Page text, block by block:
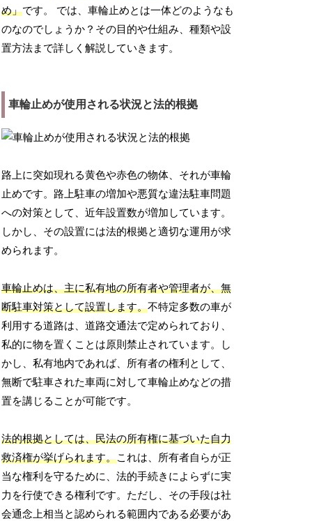
め」です。 では、車輪止めとは一体どのようなも
のなのでしょうか？その目的や仕組み、種類や設
置方法まで詳しく解説していきます。
車輪止めが使用される状況と法的根拠
路上に突如現れる黄色や赤色の物体、それが車輪
止めです。路上駐車の増加や悪質な違法駐車問題
への対策として、近年設置数が増加しています。
しかし、その設置には法的根拠と適切な運用が求
められます。
車輪止めは、主に私有地の所有者や管理者が、無
断駐車対策として設置します。不特定多数の車が
利用する道路は、道路交通法で定められており、
私的に物を置くことは原則禁止されています。し
かし、私有地内であれば、所有者の権利として、
無断で駐車された車両に対して車輪止めなどの措
置を講じることが可能です。
法的根拠としては、民法の所有権に基づいた自力
救済権が挙げられます。これは、所有者自らが正
当な権利を守るために、法的手続きによらずに実
力を行使できる権利です。ただし、その手段は社
会通念上相当と認められる範囲内である必要があ